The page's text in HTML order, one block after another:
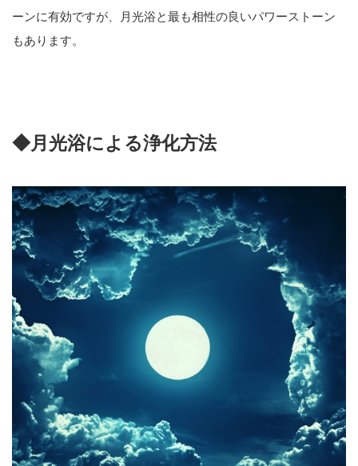
ーンに有効ですが、月光浴と最も相性の良いパワーストーン
もあります。
◆月光浴による浄化方法